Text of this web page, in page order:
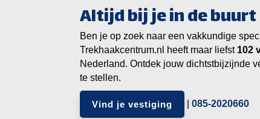
Altijd bij je in de buurt
Ben je op zoek naar een vakkundige
Trekhaakcentrum.nl heeft maar liefst
Nederland. Ontdek jouw dichtstbijzijnde
te stellen.
Vind je vestiging 085-2020660